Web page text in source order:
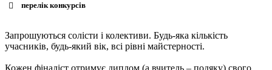
перелік конкурсів
Запрошуються солісти і колективи. Будь-яка кількість
учасників, будь-який вік, всі рівні майстерності.